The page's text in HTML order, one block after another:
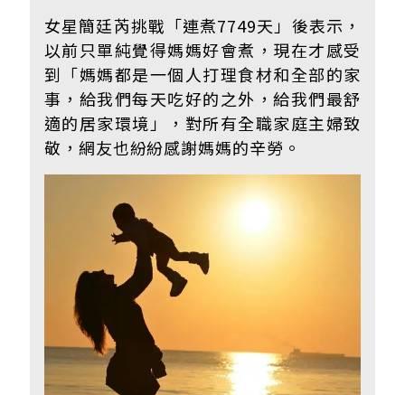
女星簡廷芮挑戰「連煮7749天」後表示，
以前只單純覺得媽媽好會煮，現在才感受
到「媽媽都是一個人打理食材和全部的家
事，給我們每天吃好的之外，給我們最舒
適的居家環境」，對所有全職家庭主婦致
敬，網友也紛紛感謝媽媽的辛勞。